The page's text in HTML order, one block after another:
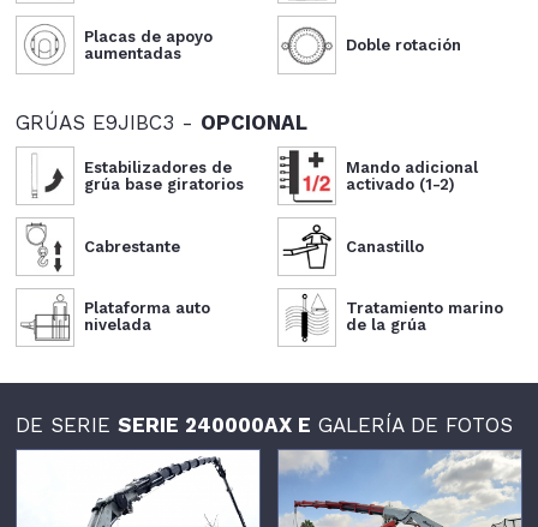
Placas de apoyo
aumentadas
Doble rotación
GRÚAS E9JIBC3 - OPCIONAL
Estabilizadores de
grúa base giratorios
Mando adicional
activado (1-2)
Cabrestante Canastillo
Plataforma auto
nivelada
Tratamiento marino
de la grúa
DE SERIESERIE 240000AX E GALERÍA DE FOTOS